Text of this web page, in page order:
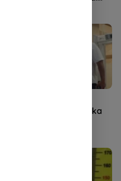
Adriansyah jadi Tersangka